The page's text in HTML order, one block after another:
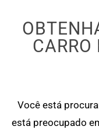
CARRO
Você está
está preocupado